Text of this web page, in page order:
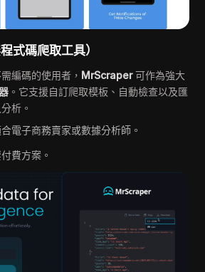
式碼爬取工具）
編碼的使用者， MrScraper可作為強大
。它支援自訂爬取模板、自動檢查以及匯
析。
電子商務賣家或數據分析師。
費方案。